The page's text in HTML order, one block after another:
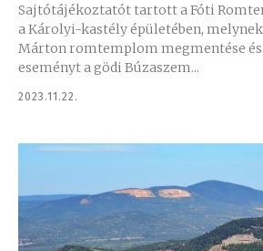
Sajtótájékoztatót tartott a Fóti
a Károlyi-kastély épületében,
Márton romtemplom megmentése
eseményt a gödi Búzaszem...
2023.11.22.